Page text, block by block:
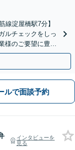
線淀屋橋駅7分】
ルチェックをしっ
様のご要望に豊富
ルで面談予約
インタビューを
見る